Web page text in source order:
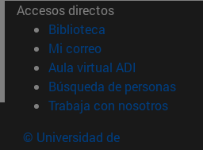
Accesos directos
Biblioteca (abre en nueva
Mi correo(abre en nueva
Aula virtual ADI (abre en
Búsqueda de personas
Trabaja con nosotros(abre
© Universidad de